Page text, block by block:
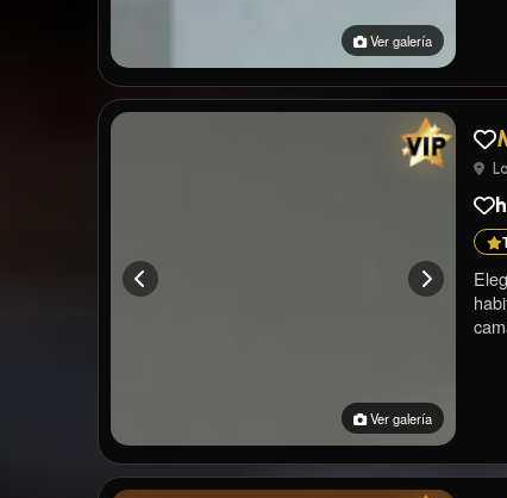
Ver galería
Ver galería